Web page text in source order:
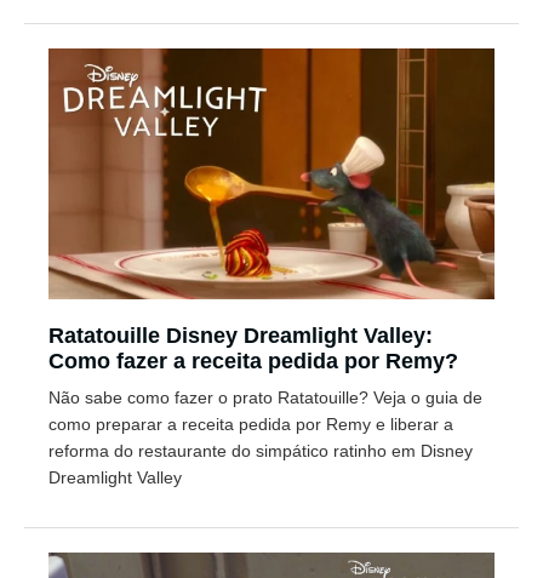
Ratatouille Disney Dreamlight Valley:
Como fazer a receita pedida por Remy?
Não sabe como fazer o prato Ratatouille? Veja o guia de
como preparar a receita pedida por Remy e liberar a
reforma do restaurante do simpático ratinho em Disney
Dreamlight Valley